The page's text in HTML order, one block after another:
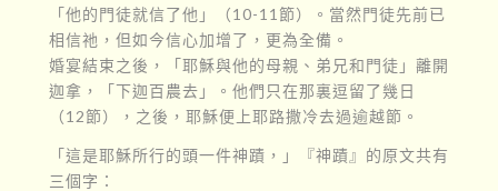
「他的門徒就信了他」（10-11節）。當然門徒先前已
相信祂，但如今信心加增了，更為全備。
婚宴結束之後，「耶穌與他的母親、弟兄和門徒」離開
迦拿，「下迦百農去」。他們只在那裏逗留了幾日
（12節），之後，耶穌便上耶路撒冷去過逾越節。
「這是耶穌所行的頭一件神蹟，」『神蹟』的原文共有
三個字：